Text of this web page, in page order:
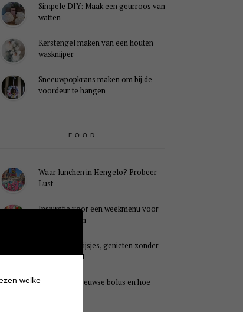
Simpele DIY: Maak een geurroos van
watten
Kerstengel maken van een houten
wasknijper
Sneeuwpopkrans maken om bij de
voordeur te hangen
FOOD
Waar lunchen in Hengelo? Probeer
Lust
Inspiratie voor een weekmenu voor
het hele gezin
Caloriearme ijsjes, genieten zonder
schuldgevoel
Wat is een Zeeuwse bolus en hoe
welke